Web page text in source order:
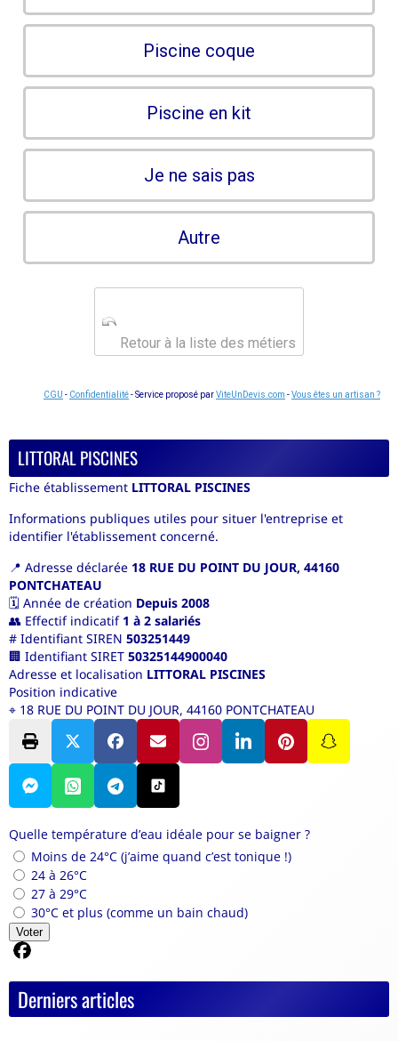
Piscine coque
Piscine en kit
Je ne sais pas
Autre
Retour à la liste des métiers
CGU - Confidentialité- Service proposé parViteUnDevis.com -Vous êtes un artisan ?
LITTORAL PISCINES
Fiche établissement LITTORAL PISCINES
Informations publiques utiles pour situer l'entreprise et
identifier l'établissement concerné.
📍 Adresse déclarée 18 RUE DU POINT DU JOUR, 44160
PONTCHATEAU
🗓️ Année de création Depuis 2008
👥 Effectif indicatif 1 à 2 salariés
# Identifiant SIREN 503251449
🏢 Identifiant SIRET 50325144900040
Adresse et localisation LITTORAL PISCINES
Position indicative
⌖ 18 RUE DU POINT DU JOUR, 44160 PONTCHATEAU
Quelle température d’eau idéale pour se baigner ?
Moins de 24°C (j’aime quand c’est tonique !)
24 à 26°C
27 à 29°C
30°C et plus (comme un bain chaud)
Voter
Derniers articles